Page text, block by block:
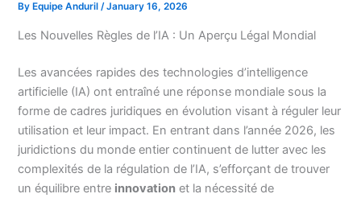
By Equipe Anduril/January 16, 2026
Les Nouvelles Règles de l’IA : Un Aperçu Légal Mondial
Les avancées rapides des technologies d’intelligence
artificielle (IA) ont entraîné une réponse mondiale sous la
forme de cadres juridiques en évolution visant à réguler leur
utilisation et leur impact. En entrant dans l’année 2026, les
juridictions du monde entier continuent de lutter avec les
complexités de la régulation de l’IA, s’efforçant de trouver
un équilibre entre innovation et la nécessité de